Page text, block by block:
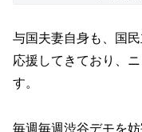
与国夫妻自身も、国
応援してきており、
す。
毎週毎週渋谷デモを